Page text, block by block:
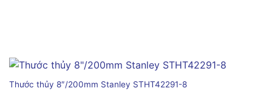
Thước thủy 8″/200mm Stanley STHT42291-8